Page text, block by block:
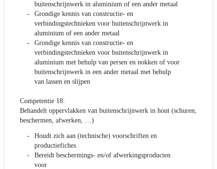
buitenschrijnwerk in aluminium of een ander metaal
Grondige kennis van constructie- en
verbindingstechnieken voor buitenschrijnwerk in
aluminium of een ander metaal
Grondige kennis van constructie- en
verbindingstechnieken voor buitenschrijnwerk in
aluminium met behulp van persen en nokken of voor
buitenschrijnwerk in een ander metaal met behulp
van lassen en slijpen
Competentie 18:
Behandelt oppervlakken van buitenschrijnwerk in hout (schuren,
beschermen, afwerken, …)
Houdt zich aan (technische) voorschriften en
productiefiches
Bereidt beschermings- en/of afwerkingsproducten
voor